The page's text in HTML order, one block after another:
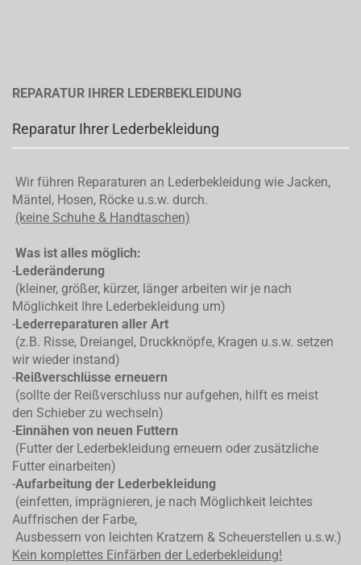
REPARATUR IHRER LEDERBEKLEIDUNG
Reparatur Ihrer Lederbekleidung
Wir führen Reparaturen an Lederbekleidung wie Jacken,
Mäntel, Hosen, Röcke u.s.w. durch.
(keine Schuhe & Handtaschen)
Was ist alles möglich:
-Lederänderung
(kleiner, größer, kürzer, länger arbeiten wir je nach
Möglichkeit Ihre Lederbekleidung um)
-Lederreparaturen aller Art
(z.B. Risse, Dreiangel, Druckknöpfe, Kragen u.s.w. setzen
wir wieder instand)
-Reißverschlüsse erneuern
(sollte der Reißverschluss nur aufgehen, hilft es meist
den Schieber zu wechseln)
-Einnähen von neuen Futtern
(Futter der Lederbekleidung erneuern oder zusätzliche
Futter einarbeiten)
-Aufarbeitung der Lederbekleidung
(einfetten, imprägnieren, je nach Möglichkeit leichtes
Auffrischen der Farbe,
Ausbessern von leichten Kratzern & Scheuerstellen u.s.w.)
Kein komplettes Einfärben der Lederbekleidung!